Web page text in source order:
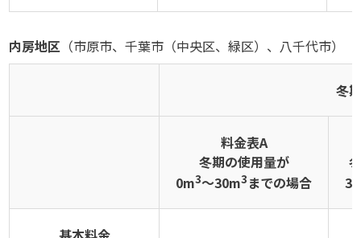
内房地区 （市原市、千葉市（中央区、緑区）、八千代市）
冬
料金表A
冬期の使用量が
0m3～30m3 までの場合